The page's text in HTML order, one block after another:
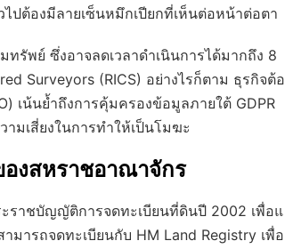
ต้องมีลายเซ็นหมึกเปียกที่เห็นต่อหน้าต่อตา
รัพย์ ซึ่งอาจลดเวลาดำเนินการได้มากถึง 8
Surveyors (RICS) อย่างไรก็ตาม ธุรกิจต้อ
เน้นย้ำถึงการคุ้มครองข้อมูลภายใต้ GDPR
มเสี่ยงในการทำให้เป็นโมฆะ
งสหราชอาณาจักร
ราชบัญญัติการจดทะเบียนที่ดินปี 2002 เพื่อแ
มารถจดทะเบียนกับ HM Land Registry เพื่อ